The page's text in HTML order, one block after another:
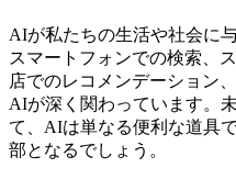
AIが私たちの生活や社会に
スマートフォンでの検索、
店でのレコメンデーション
AIが深く関わっています。
て、AIは単なる便利な道具
部となるでしょう。